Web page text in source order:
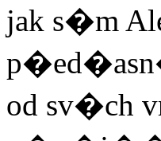
jak s�m
od sv�ch